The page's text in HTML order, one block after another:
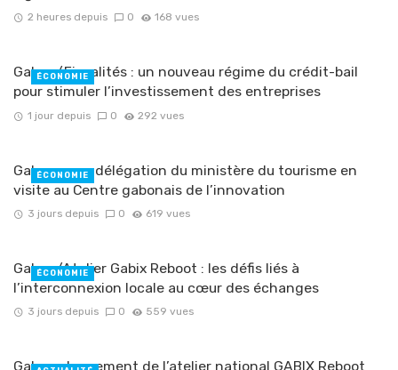
2 heures depuis 0 168 vues
Gabon/Fiscalités : un nouveau régime du crédit-bail
pour stimuler l’investissement des entreprises
1 jour depuis 0 292 vues
ÉCONOMIE
Gabon : une délégation du ministère du tourisme en
visite au Centre gabonais de l’innovation
3 jours depuis 0 619 vues
ÉCONOMIE
Gabon/Atelier Gabix Reboot : les défis liés à
l’interconnexion locale au cœur des échanges
3 jours depuis 0 559 vues
ÉCONOMIE
Gabon : lancement de l’atelier national GABIX Reboot